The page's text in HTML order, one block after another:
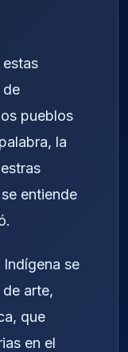
de
pueblos
la
entiende
se
arte,
que
en el